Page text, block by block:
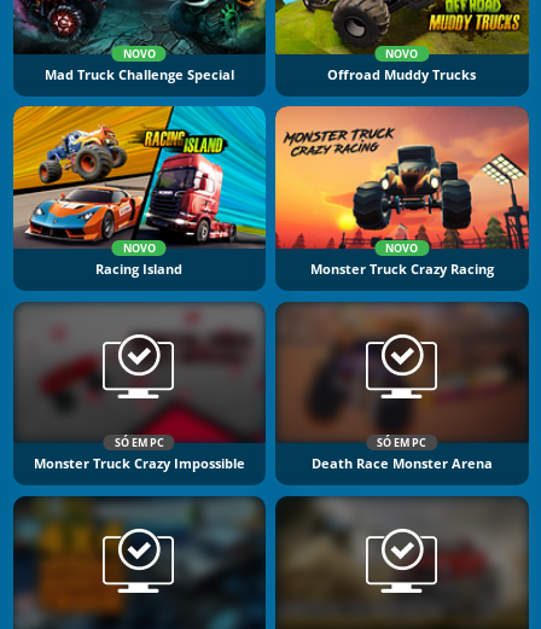
NOVO
Mad Truck Challenge Special
NOVO
Offroad Muddy Trucks
NOVO
Racing Island
NOVO
Monster Truck Crazy Racing
SÓ EM PC
Monster Truck Crazy Impossible
SÓ EM PC
Death Race Monster Arena